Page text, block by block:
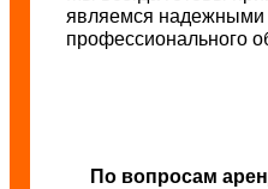
являемся надежными
профессионального
По вопросам